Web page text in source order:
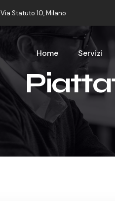
Via Statuto 10, Milano
Home Servizi